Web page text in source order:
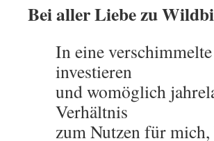
Bei aller Liebe zu
In eine
investieren
und womöglich
Verhältnis
zum Nutzen für